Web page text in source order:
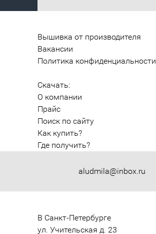
aludmila@inbox.ru
Вышивка от производителя
Вакансии
Политика конфиденциальности
Скачать:
О компании
Прайс
Поиск по сайту
Как купить?
Где получить?
В Санкт-Петербурге
ул. Учительская д. 23